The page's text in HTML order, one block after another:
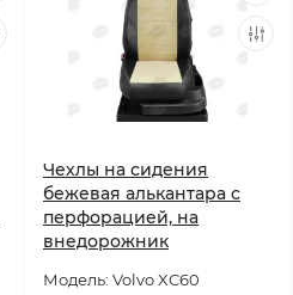
Чехлы на сидения
бежевая алькантара с
перфорацией, на
внедорожник
Модель: Volvo XC60